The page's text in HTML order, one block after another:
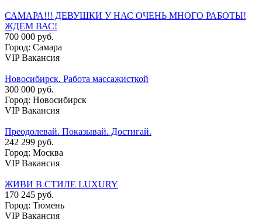
САМАРА!!! ДЕВУШКИ У НАС ОЧЕНЬ МНОГО РАБОТЫ!
ЖДЕМ ВАС!
700 000 руб.
Город: Самара
VIP Вакансия
Новосибирск. Работа массажисткой
300 000 руб.
Город: Новосибирск
VIP Вакансия
Преодолевай. Показывай. Достигай.
242 299 руб.
Город: Москва
VIP Вакансия
ЖИВИ В СТИЛЕ LUXURY
170 245 руб.
Город: Тюмень
VIP Вакансия